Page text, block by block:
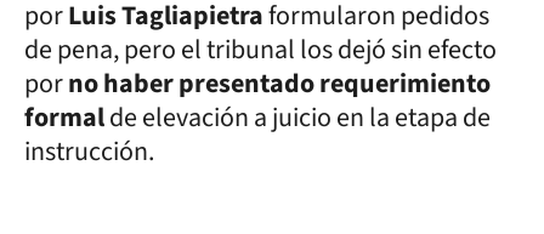
porLuis Tagliapietraformularon pedidos
de pena, pero el tribunal los dejó sin efecto
porno haber presentado requerimiento
formalde elevación a juicio en la etapa de
instrucción.